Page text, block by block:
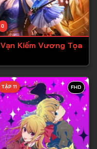
0
Vạn Kiếm Vương Tọa
FHD
TẬP 11